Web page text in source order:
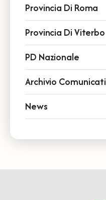
Provincia Di Roma
Provincia Di Viterbo
PD Nazionale
Archivio Comunicati
News